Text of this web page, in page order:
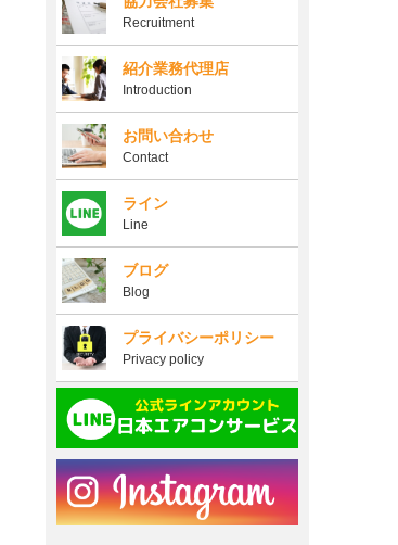
Recruitment
紹介業務代理店
Introduction
お問い合わせ
Contact
ライン
Line
ブログ
Blog
プライバシーポリシー
Privacy policy